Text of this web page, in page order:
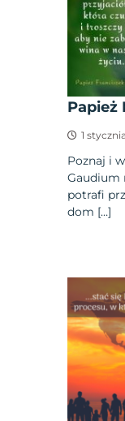
Papież
1
Poznaj i
Gaudium
potrafi
dom […]